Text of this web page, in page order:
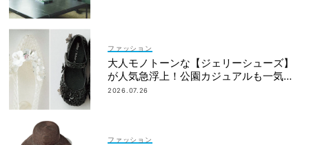
ファッション
大人モノトーンな【ジェリーシューズ】
が人気急浮上！公園カジュアルも一気に
華やぐ
2026.07.26
ファッション